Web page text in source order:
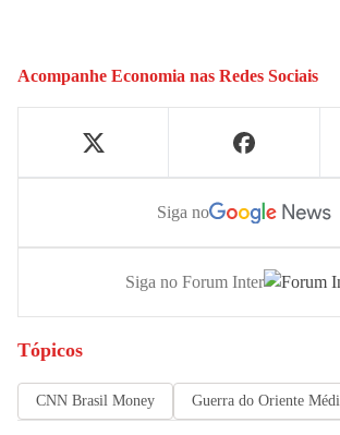
Acompanhe Economia nas Redes Sociais
Siga no
Siga no Forum Inter
Tópicos
CNN Brasil Money Guerra do Oriente